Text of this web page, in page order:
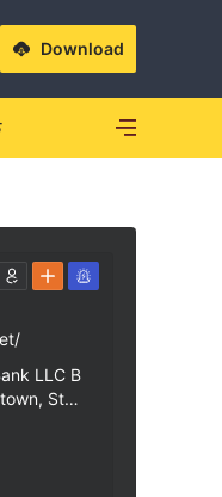
Download
LLC B
St.